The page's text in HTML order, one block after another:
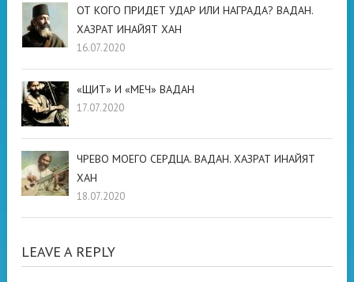
ОТ КОГО ПРИДЕТ УДАР ИЛИ НАГРАДА? ВАДАН.
ХАЗРАТ ИНАЙЯТ ХАН
16.07.2020
«ЩИТ» И «МЕЧ» ВАДАН
17.07.2020
ЧРЕВО МОЕГО СЕРДЦА. ВАДАН. ХАЗРАТ ИНАЙЯТ
ХАН
18.07.2020
LEAVE A REPLY